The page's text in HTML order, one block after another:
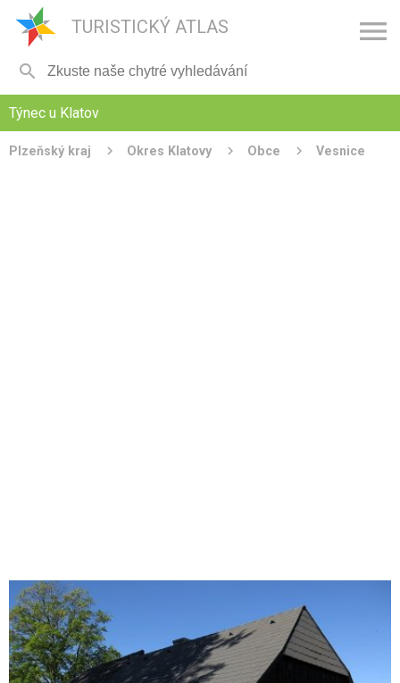
TURISTICKÝ ATLAS 

Týnec u Klatov
Plzeňský kraj Okres Klatovy Obce Vesnice